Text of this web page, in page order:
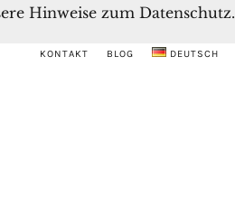
KONTAKT BLOG DEUTSCH
Hinweise zum Datenschutz.